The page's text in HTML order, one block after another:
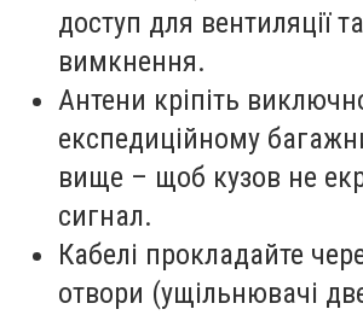
доступ для вентиляції
вимкнення.
Антени кріпіть
експедиційному
вище – щоб кузов не
сигнал.
Кабелі прокладайте
отвори (ущільнювачі